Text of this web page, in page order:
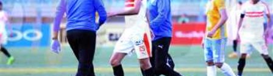
آراء حرة
ركن الألعاب